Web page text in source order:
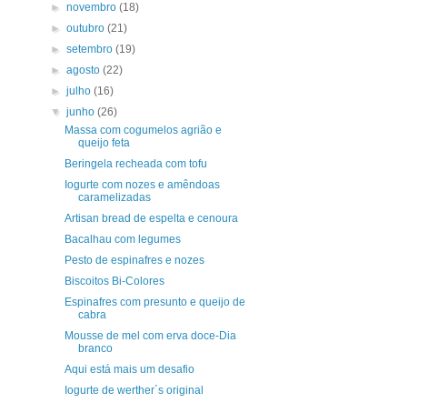
►novembro(18)
►outubro(21)
►setembro(19)
►agosto(22)
►julho(16)
▼junho(26)
Massa com cogumelos agrião e
queijo feta
Beringela recheada com tofu
Iogurte com nozes e amêndoas
caramelizadas
Artisan bread de espelta e cenoura
Bacalhau com legumes
Pesto de espinafres e nozes
Biscoitos Bi-Colores
Espinafres com presunto e queijo de
cabra
Mousse de mel com erva doce-Dia
branco
Aqui está mais um desafio
Iogurte de werther´s original